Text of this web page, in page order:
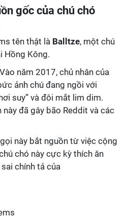
gốc của chú chó
tên thật là Balltze, một chú
Hồng Kông.
Vào năm 2017, chủ nhân của
ảnh chú đang ngồi với
suy” và đôi mắt lim dim.
đã gây bão Reddit và các
này bắt nguồn từ việc cộng
chó này cực kỳ thích ăn
chính tả của